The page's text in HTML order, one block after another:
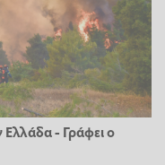
- Γράφει ο